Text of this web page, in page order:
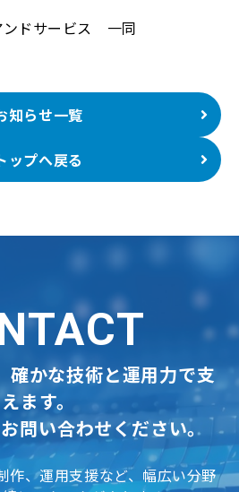
ンドサービス 一同
知らせ一覧
ップへ戻る
確かな技術と運用力で支
えます。
問い合わせください。
作、運用支援など、幅広い分野